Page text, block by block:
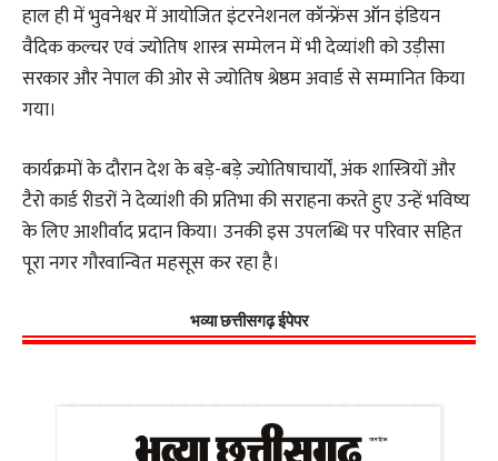
हाल ही में भुवनेश्वर में आयोजित इंटरनेशनल कॉन्फ्रेंस ऑन इंडियन
वैदिक कल्चर एवं ज्योतिष शास्त्र सम्मेलन में भी देव्यांशी को उड़ीसा
सरकार और नेपाल की ओर से ज्योतिष श्रेष्ठम अवार्ड से सम्मानित किया
गया।
कार्यक्रमों के दौरान देश के बड़े-बड़े ज्योतिषाचार्यों, अंक शास्त्रियों और
टैरो कार्ड रीडरों ने देव्यांशी की प्रतिभा की सराहना करते हुए उन्हें भविष्य
के लिए आशीर्वाद प्रदान किया। उनकी इस उपलब्धि पर परिवार सहित
पूरा नगर गौरवान्वित महसूस कर रहा है।
भव्या छत्तीसगढ़ ईपेपर